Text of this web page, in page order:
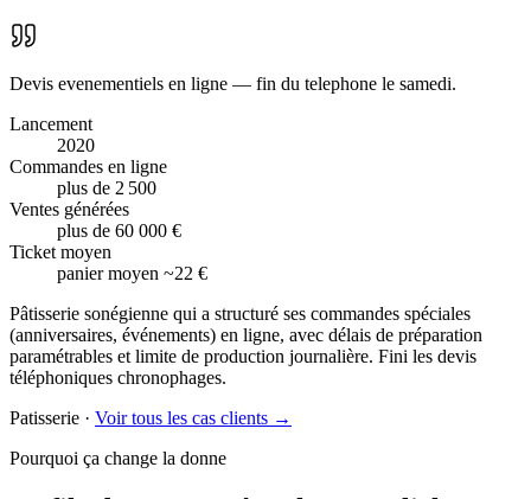
Devis evenementiels en ligne — fin du telephone le samedi.
Lancement
2020
Commandes en ligne
plus de 2 500
Ventes générées
plus de 60 000 €
Ticket moyen
panier moyen ~22 €
Pâtisserie sonégienne qui a structuré ses commandes spéciales
(anniversaires, événements) en ligne, avec délais de préparation
paramétrables et limite de production journalière. Fini les devis
téléphoniques chronophages.
Patisserie · Voir tous les cas clients →
Pourquoi ça change la donne